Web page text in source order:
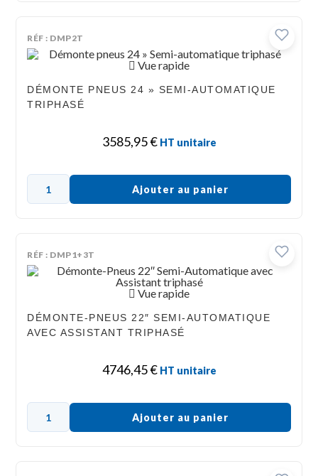
RÉF : DMP2T
Vue rapide
DÉMONTE PNEUS 24 » SEMI-AUTOMATIQUE
TRIPHASÉ
3585,95€ HT unitaire
Ajouter au panier
RÉF : DMP1+3T
Vue rapide
DÉMONTE-PNEUS 22″ SEMI-AUTOMATIQUE
AVEC ASSISTANT TRIPHASÉ
4746,45€ HT unitaire
Ajouter au panier